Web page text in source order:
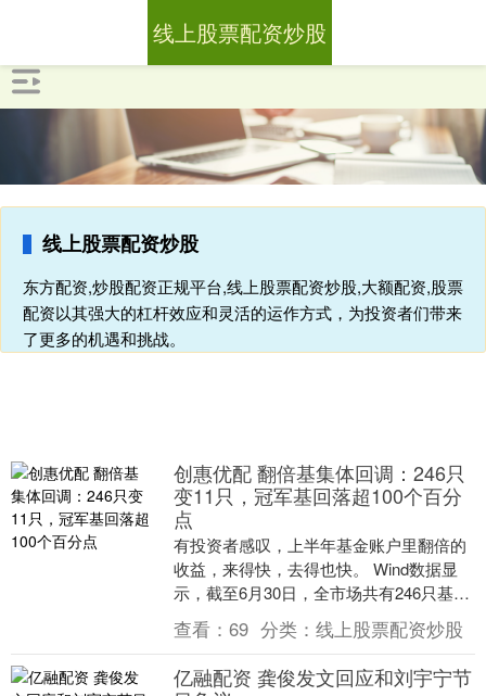
线上股票配资炒股
东方配资,炒股配资正规平台,线上股票配资炒股,大额配资,股票
配资以其强大的杠杆效应和灵活的运作方式，为投资者们带来
了更多的机遇和挑战。
线上股票配资炒股
创惠优配 翻倍基集体回调：246只
变11只，冠军基回落超100个百分
点
有投资者感叹，上半年基金账户里翻倍的
收益，来得快，去得也快。 Wind数据显
示，截至6月30日，全市场共有246只基金
净值增长率超过100%，创公募基金半年
度“....
查看： 69 分类： 线上股票配资炒股
亿融配资 龚俊发文回应和刘宇宁节